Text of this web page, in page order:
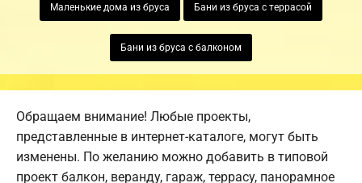
Маленькие дома из бруса Бани из бруса с террасой
Бани из бруса с балконом
Обращаем внимание! Любые проекты,
представленные в интернет-каталоге, могут быть
изменены. По желанию можно добавить в типовой
проект балкон, веранду, гараж, террасу, панорамное